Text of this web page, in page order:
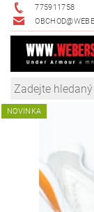
775911758
NOVINKA